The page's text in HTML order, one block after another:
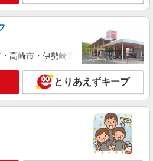
円〜2187円 ＜日払い有/週払い有/交
(ガソリン代含む)＞
詳細を見る
★シニア向け住宅での見守り・生活
ど★
円〜2125円 ＜日払い有/週払い有/交
高崎市・伊勢崎市・太田市・館林市
とりあえずキープ